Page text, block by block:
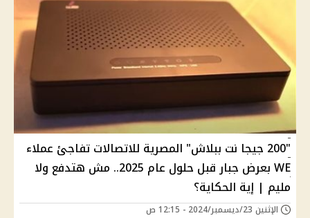
"200 جيجا نت ببلاش" المصرية للاتصالات تفاجئ عملاء
WE بعرض جبار قبل حلول عام 2025.. مش هتدفع ولا
مليم | إية الحكاية؟
الإثنين 23/ديسمبر/2024 - 12:15 ص